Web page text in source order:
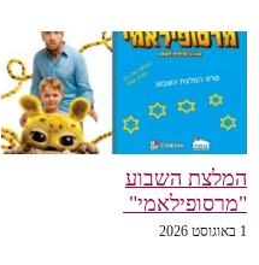
השבוע